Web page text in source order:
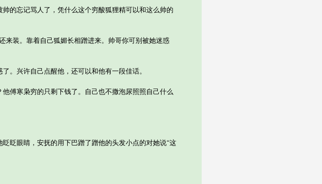
忘记骂人了，凭什么这个穷酸狐狸精可以和这么帅的
装。靠着自己狐媚长相蹭进来。帅哥你可别被她迷惑
兴许自己点醒他，还可以和他有一段佳话。
寒枭穷的只剩下钱了。自己也不撒泡尿照照自己什么
眼睛，安抚的用下巴蹭了蹭他的头发小点的对她说“这